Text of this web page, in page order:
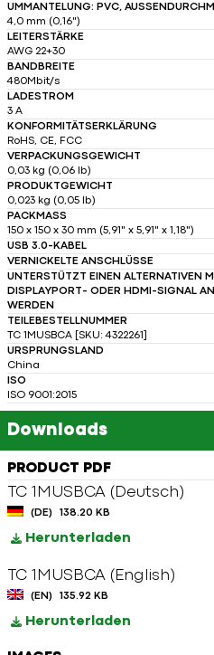
UMMANTELUNG: PVC,
4,0 mm (0,16")
LEITERSTÄRKE
AWG 22+30
BANDBREITE
480Mbit/s
LADESTROM
3 A
KONFORMITÄTSERKLÄRUNG
RoHS, CE, FCC
VERPACKUNGSGEWICHT
0,03 kg (0,06 lb)
PRODUKTGEWICHT
0,023 kg (0,05 lb)
PACKMASS
150 x 150 x 30 mm (5,91" x 5,91" x 1,18")
USB 3.0-KABEL
VERNICKELTE ANSCHLÜSSE
UNTERSTÜTZT EINEN ALTERNATIVEN
DISPLAYPORT- ODER HDMI-SIGNAL
WERDEN
TEILEBESTELLNUMMER
TC 1MUSBCA [SKU: 4322261]
URSPRUNGSLAND
China
ISO
ISO 9001:2015
Downloads
PRODUCT PDF
TC 1MUSBCA (Deutsch)
(DE) 138.20 KB
Herunterladen
TC 1MUSBCA (English)
(EN) 135.92 KB
Herunterladen